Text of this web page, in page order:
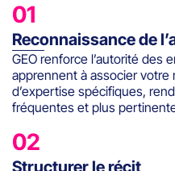
01
Reconnaissance de
GEO renforce l’autorité des
apprennent à associer votre
d’expertise spécifiques,
fréquentes et plus
02